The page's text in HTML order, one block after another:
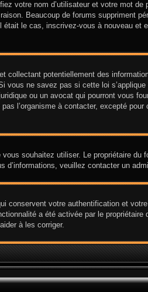
votre nom d’utilisateur et votre mot de
Beaucoup de forums suppriment
le cas, inscrivez-vous à nouveau et
collectant potentiellement des
vous ne savez pas si cette loi s’applique
ou un avocat qui pourront vous
l’organisme à contacter, excepté
souhaitez utiliser. Le propriétaire du
d’informations, veuillez contacter un
conservent votre authentification et
a été activée par le propriétaire
à les corriger.